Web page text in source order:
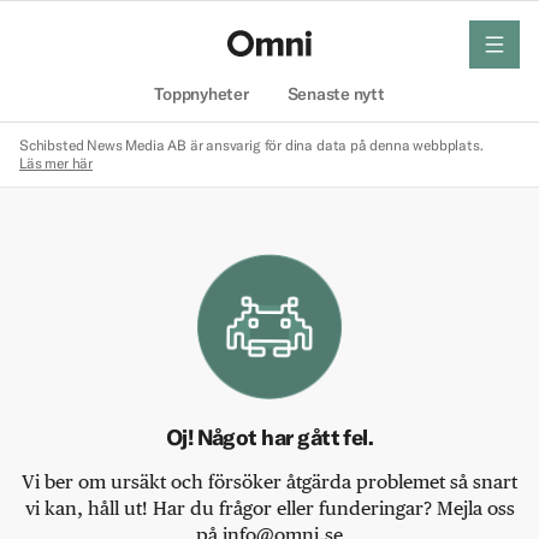
Toppnyheter Senaste nytt
meny
Schibsted News Media AB är ansvarig för dina data på denna webbplats.
Läs mer här
Oj! Något har gått fel.
Vi ber om ursäkt och försöker åtgärda problemet så snart
vi kan, håll ut! Har du frågor eller funderingar? Mejla oss